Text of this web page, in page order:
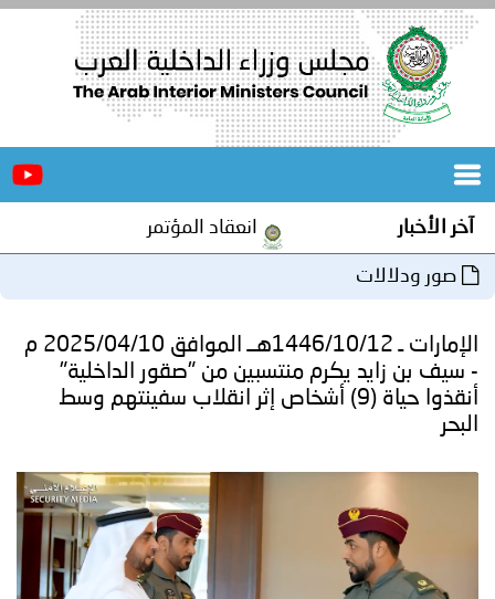
الرئيسية
المجلس
مؤتمرات
و
جهود
إنجازات
توعوية
الخدمات
الإلكترونية
صور
آخر الأخبار انعقاد المؤتمر العربي الثاني عشر
صور ودلالات
الإمارات ـ 1446/10/12هــ الموافق 2025/04/10 م
- سيف بن زايد يكرم منتسبين من "صقور الداخلية"
أنقذوا حياة (9) أشخاص إثر انقلاب سفينتهم وسط
البحر